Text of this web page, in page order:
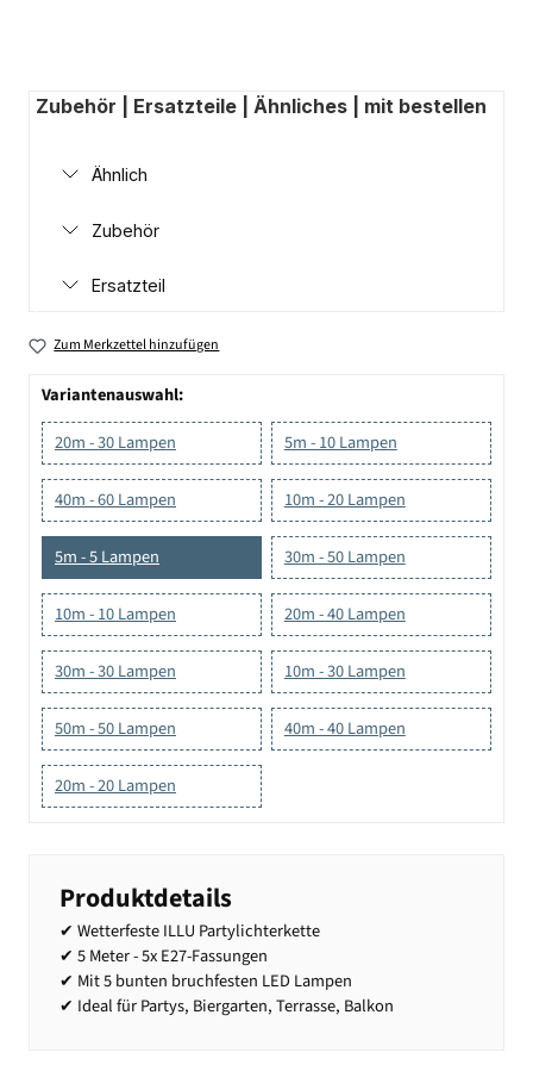
Zubehör | Ersatzteile | Ähnliches | mit bestellen
Ähnlich
Zubehör
Ersatzteil
Zum Merkzettel hinzufügen
Variantenauswahl:
20m - 30 Lampen
5m - 10 Lampen
40m - 60 Lampen 10m - 20 Lampen
5m - 5 Lampen 30m - 50 Lampen
10m - 10 Lampen 20m - 40 Lampen
30m - 30 Lampen 10m - 30 Lampen
50m - 50 Lampen 40m - 40 Lampen
20m - 20 Lampen
Produktdetails
✔ Wetterfeste ILLU Partylichterkette
✔ 5 Meter - 5x E27-Fassungen
✔ Mit 5 bunten bruchfesten LED Lampen
✔ Ideal für Partys, Biergarten, Terrasse, Balkon